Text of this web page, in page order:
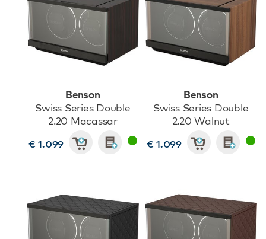
Benson
Swiss Series Double
2.20 Macassar
€ 1.099
Benson
Swiss Series Double
2.20 Walnut
€ 1.099